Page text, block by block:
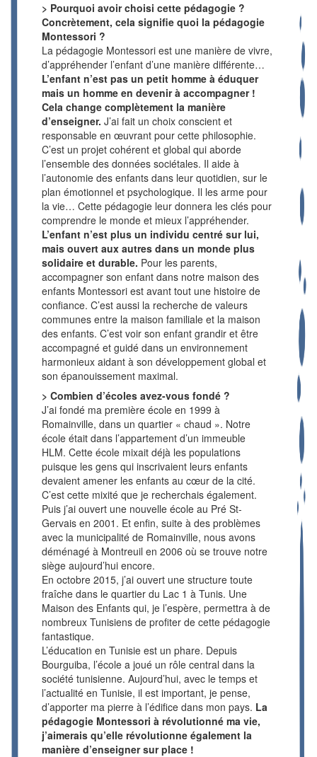
> Pourquoi avoir choisi cette pédagogie ?
Concrètement, cela signifie quoi la pédagogie
Montessori ?
La pédagogie Montessori est une manière de vivre,
d’appréhender l’enfant d’une manière différente…
L’enfant n’est pas un petit homme à éduquer
mais un homme en devenir à accompagner !
Cela change complètement la manière
d’enseigner. J’ai fait un choix conscient et
responsable en œuvrant pour cette philosophie.
C’est un projet cohérent et global qui aborde
l’ensemble des données sociétales. Il aide à
l’autonomie des enfants dans leur quotidien, sur le
plan émotionnel et psychologique. Il les arme pour
la vie… Cette pédagogie leur donnera les clés pour
comprendre le monde et mieux l’appréhender.
L’enfant n’est plus un individu centré sur lui,
mais ouvert aux autres dans un monde plus
solidaire et durable. Pour les parents,
accompagner son enfant dans notre maison des
enfants Montessori est avant tout une histoire de
confiance. C’est aussi la recherche de valeurs
communes entre la maison familiale et la maison
des enfants. C’est voir son enfant grandir et être
accompagné et guidé dans un environnement
harmonieux aidant à son développement global et
son épanouissement maximal.
> Combien d’écoles avez-vous fondé ?
J’ai fondé ma première école en 1999 à
Romainville, dans un quartier « chaud ». Notre
école était dans l’appartement d’un immeuble
HLM. Cette école mixait déjà les populations
puisque les gens qui inscrivaient leurs enfants
devaient amener les enfants au cœur de la cité.
C’est cette mixité que je recherchais également.
Puis j’ai ouvert une nouvelle école au Pré St-
Gervais en 2001. Et enfin, suite à des problèmes
avec la municipalité de Romainville, nous avons
déménagé à Montreuil en 2006 où se trouve notre
siège aujourd’hui encore.
En octobre 2015, j’ai ouvert une structure toute
fraîche dans le quartier du Lac 1 à Tunis. Une
Maison des Enfants qui, je l’espère, permettra à de
nombreux Tunisiens de profiter de cette pédagogie
fantastique.
L’éducation en Tunisie est un phare. Depuis
Bourguiba, l’école a joué un rôle central dans la
société tunisienne. Aujourd’hui, avec le temps et
l’actualité en Tunisie, il est important, je pense,
d’apporter ma pierre à l’édifice dans mon pays. La
pédagogie Montessori à révolutionné ma vie,
j’aimerais qu’elle révolutionne également la
manière d’enseigner sur place !